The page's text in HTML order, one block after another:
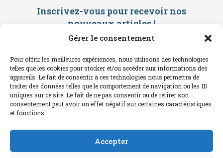
Gérer le consentement
Pour offrir les meilleures expériences, nous utilisons des technologies
telles que les cookies pour stocker et/ou accéder aux informations des
appareils. Le fait de consentir à ces technologies nous permettra de
traiter des données telles que le comportement de navigation ou les ID
uniques sur ce site. Le fait de ne pas consentir ou de retirer son
consentement peut avoir un effet négatif sur certaines caractéristiques
et fonctions.
Accepter
Inscrivez-vous pour recevoir nos
nouveaux articles !
Saisissez ci-dessous votre adresse
confirmation par mail. Consultez vos
spams !